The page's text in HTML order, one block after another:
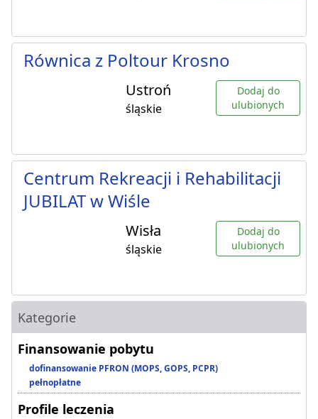
Równica z Poltour Krosno
Ustroń
śląskie
Dodaj do
ulubionych
Centrum Rekreacji i Rehabilitacji
JUBILAT w Wiśle
Wisła
śląskie
Dodaj do
ulubionych
Kategorie
Finansowanie pobytu
dofinansowanie PFRON (MOPS, GOPS, PCPR)
pełnopłatne
Profile leczenia